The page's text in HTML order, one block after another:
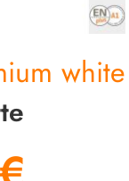
white